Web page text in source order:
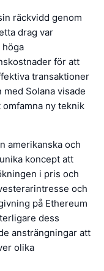
räckvidd genom
drag var
höga
för att
transaktioner
Solana visade
omfamna ny teknik
amerikanska och
koncept att
i pris och
och
på Ethereum
dess
ansträngningar att
olika